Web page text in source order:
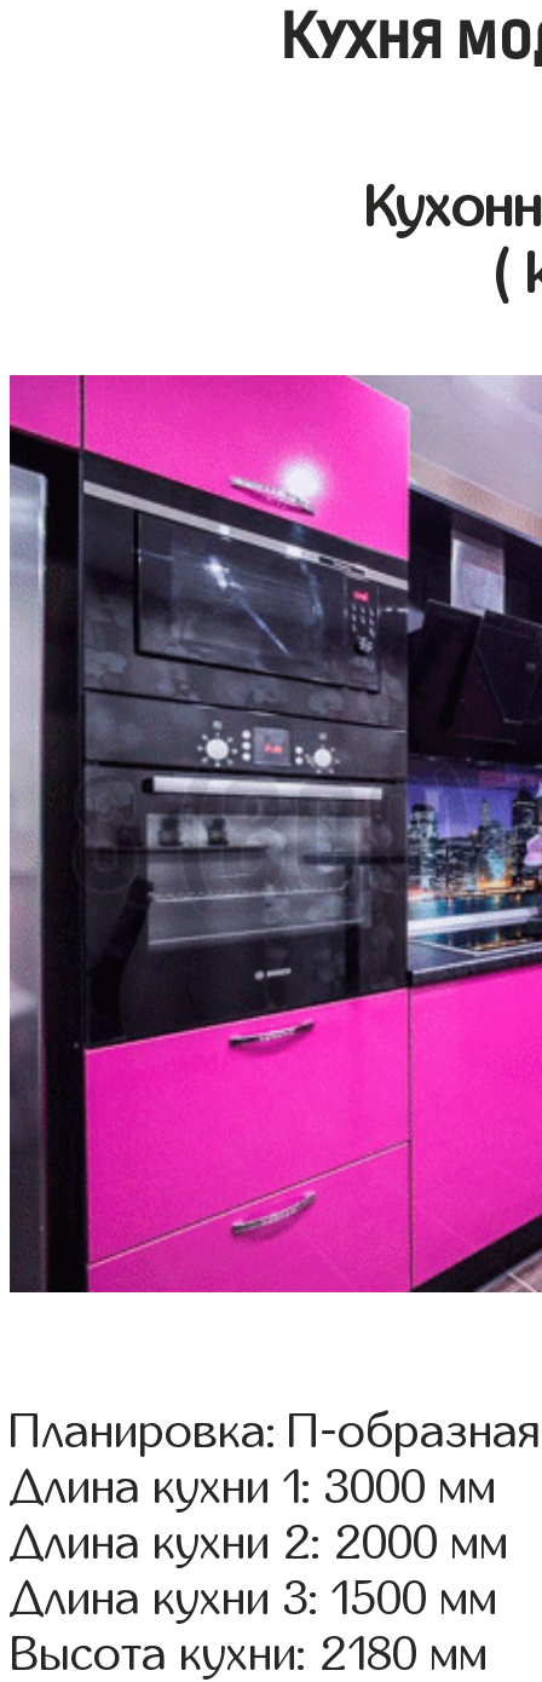
Кухня
(
Планировка: П-образная
Длина кухни 1: 3000 мм
Длина кухни 2: 2000 мм
Длина кухни 3: 1500 мм
Высота кухни: 2180 мм